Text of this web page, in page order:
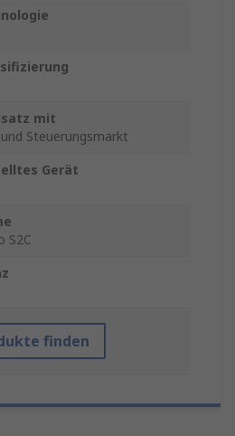
mit
Steuerungsmarkt
Gerät
S2C
finden